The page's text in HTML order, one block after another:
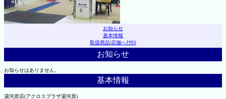
お知らせ
基本情報
取扱商品|店舗へｱｸｾｽ
お知らせ
お知らせはありません。
基本情報
湯河原店(アクロスプラザ湯河原)